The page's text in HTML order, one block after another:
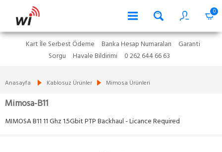
0
Kart İle Serbest Ödeme Banka Hesap Numaraları
Garanti
Sorgu
Havale Bildirimi 0 262 644 66 63
Anasayfa Kablosuz Ürünler Mimosa Ürünleri
Mimosa-B11
MIMOSA B11 11 Ghz 1.5Gbit PTP Backhaul - Licance Required